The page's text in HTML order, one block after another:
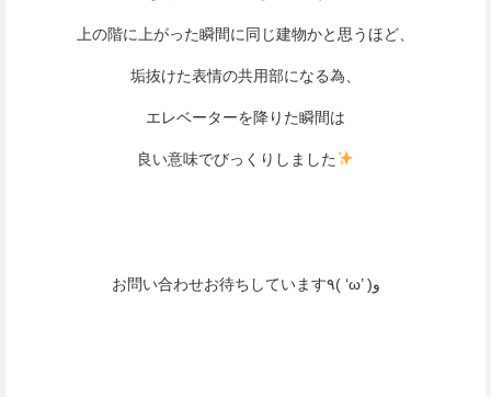
上の階に上がった瞬間に同じ建物かと思うほど、
垢抜けた表情の共用部になる為、
エレベーターを降りた瞬間は
良い意味でびっくりしました
お問い合わせお待ちしています٩( ‘ω’ )و